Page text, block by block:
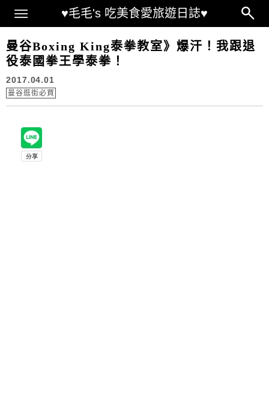
♥毛毛's 吃美食愛旅遊日誌♥
Main Menu
曼谷Boxing King泰拳教室》爆汗！我跟退
役泰國拳王學泰拳！
2017.04.01
曼谷逛街必買